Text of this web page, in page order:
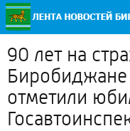
90 лет на
Биробиджане
отметили